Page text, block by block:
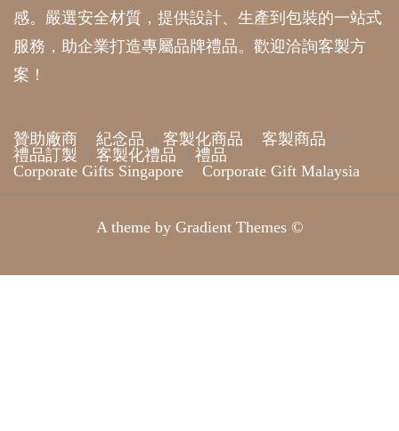
感。嚴選安全材質，提供設計、生產到包裝的一站式
服務，助企業打造專屬品牌禮品。歡迎洽詢客製方
案！
贊助廠商 紀念品 客製化商品
客製商品
禮品訂製
客製化禮品
禮品
Corporate Gifts Singapore
Corporate Gift Malaysia
A theme by Gradient Themes ©